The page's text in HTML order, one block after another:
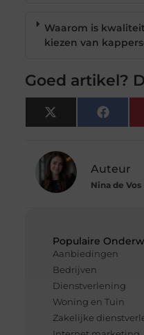
Populaire
Aanbiedingen
Bedrijven
Dienstverlening
Woning en Tuin
Zakelijke
Waarom is
kiezen van
Goed artikel?
X
(Twitter)
Auteur
Nina de Vos